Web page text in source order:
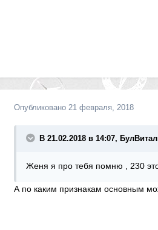
Опубликовано 21 февраля, 2018
В 21.02.2018 в 14:07,
Женя я про тебя помню , 230 это
А по каким признакам основным